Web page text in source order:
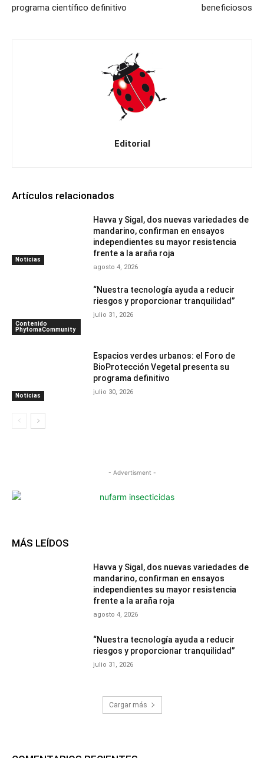
programa científico definitivo
beneficiosos
Editorial
Artículos relacionados
Noticias
Havva y Sigal, dos nuevas variedades de
mandarino, confirman en ensayos
independientes su mayor resistencia
frente a la araña roja
agosto 4, 2026
Contenido
PhytomaCommunity
“Nuestra tecnología ayuda a reducir
riesgos y proporcionar tranquilidad”
julio 31, 2026
Noticias
Espacios verdes urbanos: el Foro de
BioProtección Vegetal presenta su
programa definitivo
julio 30, 2026
- Advertisment -
MÁS LEÍDOS
Havva y Sigal, dos nuevas variedades de
mandarino, confirman en ensayos
independientes su mayor resistencia
frente a la araña roja
agosto 4, 2026
“Nuestra tecnología ayuda a reducir
riesgos y proporcionar tranquilidad”
julio 31, 2026
Cargar más